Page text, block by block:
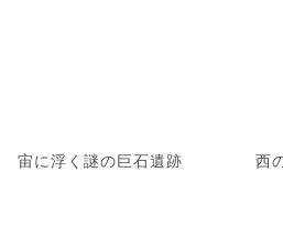
宙に浮く謎の巨石遺跡 西